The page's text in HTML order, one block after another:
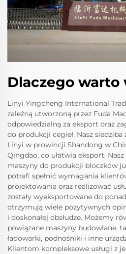
Dlaczego warto
Linyi Yingcheng International
zależną utworzoną przez Fuda
odpowiedzialną za eksport oraz
do produkcji cegieł. Nasz
Linyi w prowincji Shandong w
Qingdao, co ułatwia eksport.
maszyny do produkcji bloczków
potrafi spełnić wymagania
projektowania oraz realizować
zostały wyeksportowane do
otrzymują wiele pozytywnych
i doskonałej obsłudze. Możemy
powiązane maszyny budowlane,
ładowarki, podnośniki i inne
Klientom kompleksowe usługi z